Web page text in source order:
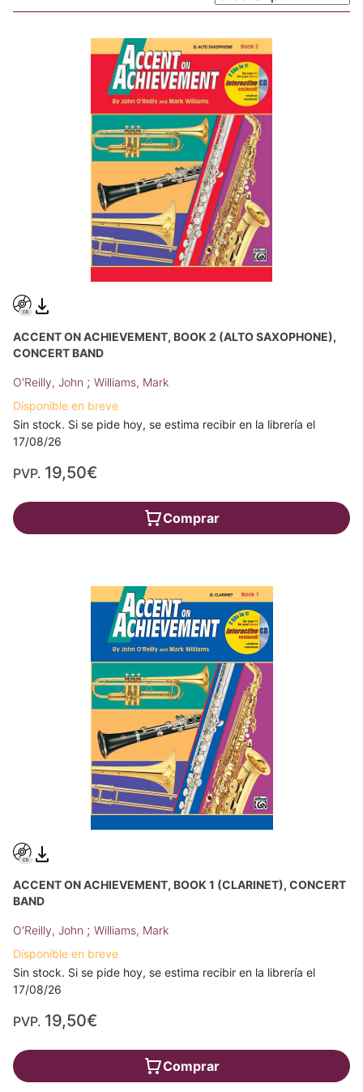
ACCENT ON ACHIEVEMENT, BOOK 2 (ALTO SAXOPHONE),
CONCERT BAND
O'Reilly, John ; Williams, Mark
Disponible en breve
Sin stock. Si se pide hoy, se estima recibir en la librería el
17/08/26
PVP. 19,50€
Comprar
ACCENT ON ACHIEVEMENT, BOOK 1 (CLARINET), CONCERT
BAND
O'Reilly, John ; Williams, Mark
Disponible en breve
Sin stock. Si se pide hoy, se estima recibir en la librería el
17/08/26
PVP. 19,50€
Comprar